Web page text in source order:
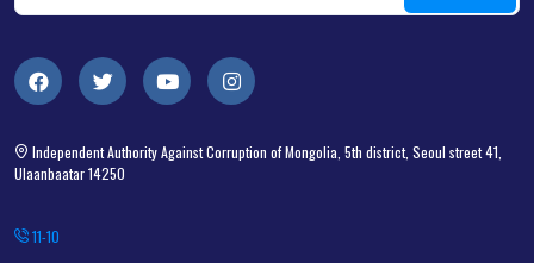
Independent Authority Against Corruption of Mongolia, 5th district, Seoul street 41,
Ulaanbaatar 14250
11-10